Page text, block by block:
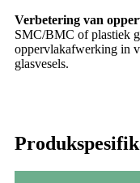
Verbetering van
SMC/BMC of plastiek
oppervlakafwerking in
glasvesels.